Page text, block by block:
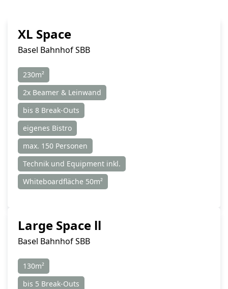
XL Space
Basel Bahnhof SBB
230m²
2x Beamer & Leinwand
bis 8 Break-Outs
eigenes Bistro
max. 150 Personen
Technik und Equipment inkl.
Whiteboardfläche 50m²
Large Space ll
Basel Bahnhof SBB
130m²
bis 5 Break-Outs